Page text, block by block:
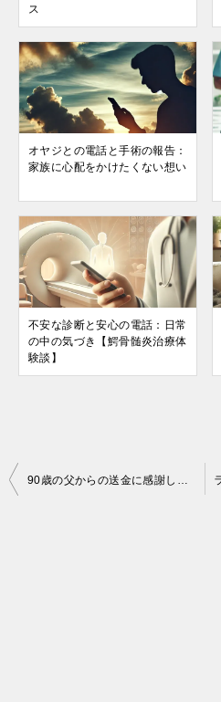
ス
オヤジとの電話と手術の報告：
家族に心配をかけたくない想い
不安な診断と安心の電話：日常
の中の気づき【鰐骨髄炎治療体
験談】
投
90歳の父からの送金に感謝し、人生の山あり谷ありを思う